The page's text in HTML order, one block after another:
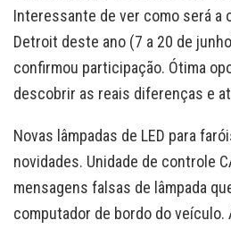
Interessante de ver como será a
Detroit deste ano (7 a 20 de
confirmou participação. Ótima
descobrir as reais diferenças e
Novas lâmpadas de LED para
novidades. Unidade de controle
mensagens falsas de lâmpada
computador de bordo do veículo.